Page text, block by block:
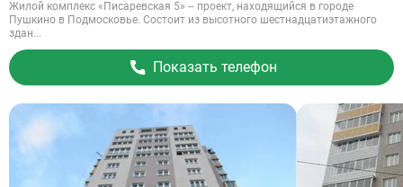
Жилой комплекс «Писаревская 5» – проект, находящийся в городе
Пушкино в Подмосковье. Состоит из высотного шестнадцатиэтажного
здан...
Показать телефон